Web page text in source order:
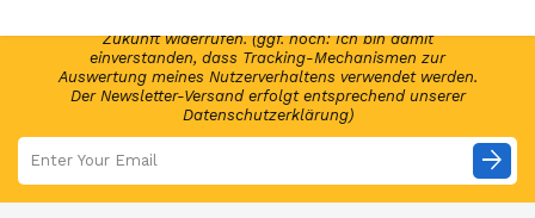
Zukunft widerrufen. (ggf. noch: Ich bin damit
einverstanden, dass Tracking-Mechanismen zur
Auswertung meines Nutzerverhaltens verwendet werden.
Der Newsletter-Versand erfolgt entsprechend unserer
Datenschutzerklärung)
arrow_forward